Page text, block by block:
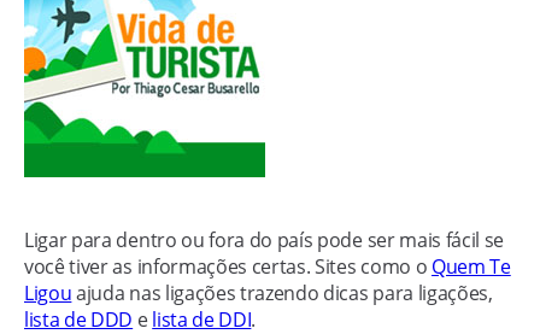
Ligar para dentro ou fora do país pode ser mais fácil se
você tiver as informações certas. Sites como o Quem Te
Ligouajuda nas ligações trazendo dicas para ligações,
lista de DDD elista de DDI.